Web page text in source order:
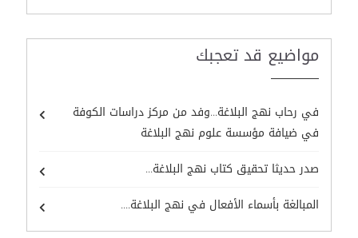
مواضيع قد تعجبك
في رحاب نهج البلاغة...وفد من مركز دراسات الكوفة
في ضيافة مؤسسة علوم نهج البلاغة
صدر حديثا تحقيق كتاب نهج البلاغة...
المبالغة بأسماء الأفعال في نهج البلاغة....